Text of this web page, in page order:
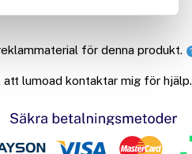
för denna produkt.
att lumoad kontaktar mig för hjälp.